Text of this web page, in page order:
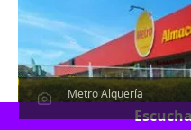
Metro Alquería